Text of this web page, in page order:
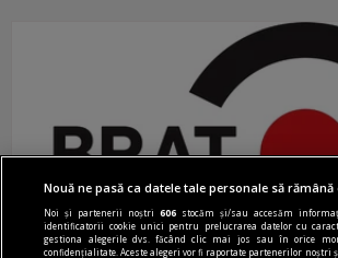
Nouă ne pasă ca datele tale personale să
Noi și partenerii noștri606 stocăm și/sau accesăm
identificatorii cookie unici pentru prelucrarea datelor cu
gestiona alegerile dvs. făcând clic mai jos sau în orice
confidențialitate. Aceste alegeri vor fi raportate partenerilor noștri